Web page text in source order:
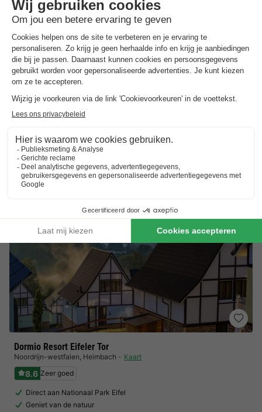
EuroParcs Brunssummerheide
Limburg Brunssum Kaart
7.4
Vlak naast het natuurreservaat Brunssummerheide
Toplocatie in de buurt van Maastricht, Aken…
Toon prijzen
Dormio Resort Eifeler Tor
Noordrijn-westfalen, Heimbach Kaart
8.6 Zeer goed
Direct aan Nationaal Park Eifel
Geniet van de natuur